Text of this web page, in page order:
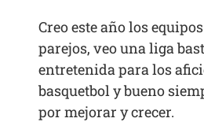
Creo este año los
parejos, veo una liga
entretenida para los
basquetbol y bueno
por mejorar y crecer.